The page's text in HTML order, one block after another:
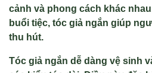
cảnh và phong cách khác
buổi tiệc, tóc giả ngắn giúp
thu hút.
Tóc giả ngắn dễ dàng vệ sinh